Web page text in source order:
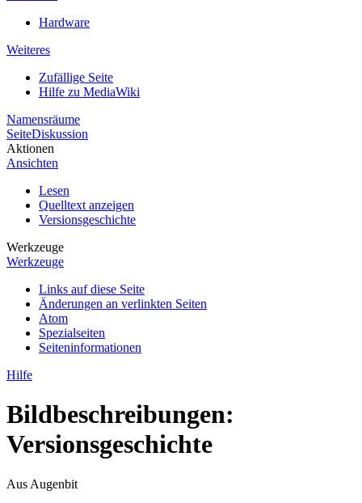
Hardware
Weiteres
Zufällige Seite
Hilfe zu MediaWiki
Namensräume
SeiteDiskussion
Aktionen
Ansichten
Lesen
Quelltext anzeigen
Versionsgeschichte
Werkzeuge
Werkzeuge
Links auf diese Seite
Änderungen an verlinkten Seiten
Atom
Spezialseiten
Seiten­­informationen
Hilfe
Bildbeschreibungen:
Versionsgeschichte
Aus Augenbit